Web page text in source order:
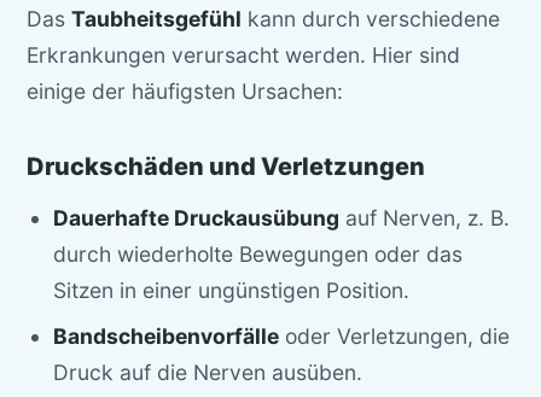
Das Taubheitsgefühl kann durch verschiedene
Erkrankungen verursacht werden. Hier sind
einige der häufigsten Ursachen:
Druckschäden und Verletzungen
Dauerhafte Druckausübung auf Nerven, z. B.
durch wiederholte Bewegungen oder das
Sitzen in einer ungünstigen Position.
Bandscheibenvorfälle oder Verletzungen, die
Druck auf die Nerven ausüben.